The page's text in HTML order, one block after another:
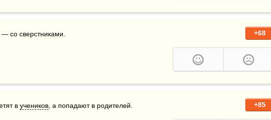
+68
— со сверстниками.
+85
в учеников , а попадают в родителей.